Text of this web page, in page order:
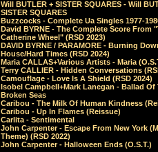
Will BUTLER + SISTER SQUARES - Will
SISTER SQUARES
Buzzcocks - Complete Ua Singles 1977-
David BYRNE - The Complete Score From
Catherine Wheel" (RSD 2023)
DAVID BYRNE / PARAMORE - Burning
House/Hard Times (RSD 2024)
Maria CALLAS+Various Artists - Maria
Terry CALLIER - Hidden Conversations
Camouflage - Love Is A Shield (RSD 2024)
Isobel Campbell+Mark Lanegan - Ballad Of
Broken Seas
Caribou - The Milk Of Human Kindness
Caribou - Up In Flames (Reissue)
Carlita - Sentimental
John Carpenter - Escape From New York
Theme) (RSD 2022)
John Carpenter - Halloween Ends (O.S.T.)